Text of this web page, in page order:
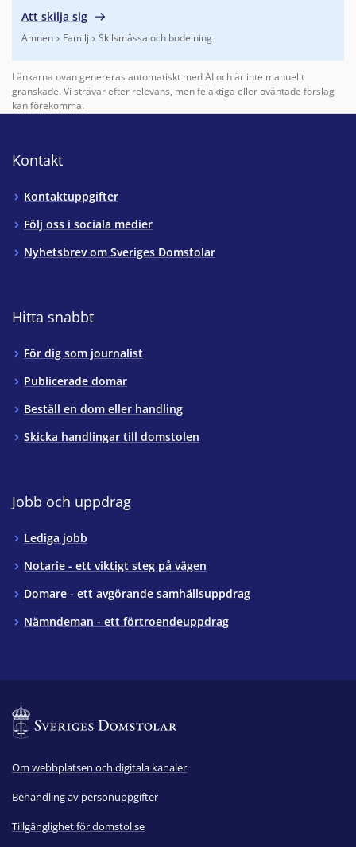
Att skilja sig
Ämnen Familj Skilsmässa och bodelning
Länkarna ovan genereras automatiskt med AI och är inte manuellt
granskade. Vi strävar efter relevans, men felaktiga eller oväntade förslag
kan förekomma.
Kontakt
Kontaktuppgifter
Följ oss i sociala medier
Nyhetsbrev om Sveriges Domstolar
Hitta snabbt
För dig som journalist
Publicerade domar
Beställ en dom eller handling
Skicka handlingar till domstolen
Jobb och uppdrag
Lediga jobb
Notarie - ett viktigt steg på vägen
Domare - ett avgörande samhällsuppdrag
Nämndeman - ett förtroendeuppdrag
Om webbplatsen och digitala kanaler
Behandling av personuppgifter
Tillgänglighet för domstol.se